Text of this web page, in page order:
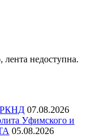
недоступна.
РКНД 07.08.2026
Уфимского и
05.08.2026